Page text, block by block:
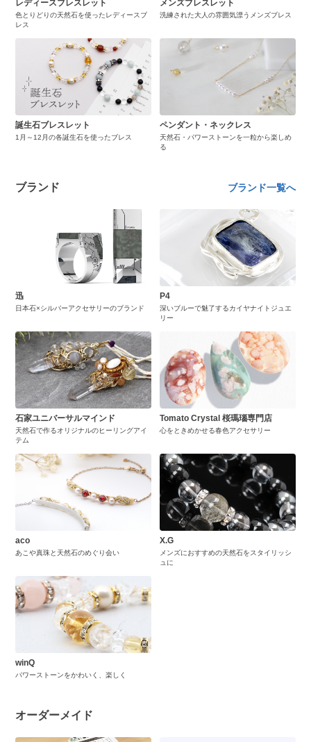
レディースブレスレット
色とりどりの天然石を使ったレディースブ
レス
メンズブレスレット
洗練された大人の雰囲気漂うメンズブレス
誕生石ブレスレット
1月～12月の各誕生石を使ったブレス
ペンダント・ネックレス
天然石・パワーストーンを一粒から楽しめ
る
ブランド ブランド一覧へ
迅
日本石×シルバーアクセサリーのブランド
P4
深いブルーで魅了するカイヤナイトジュエ
リー
石家ユニバーサルマインド
天然石で作るオリジナルのヒーリングアイ
テム
Tomato Crystal 桜瑪瑙専門店
心をときめかせる春色アクセサリー
aco
あこや真珠と天然石のめぐり会い
X.G
メンズにおすすめの天然石をスタイリッシ
ュに
winQ
パワーストーンをかわいく、楽しく
オーダーメイド